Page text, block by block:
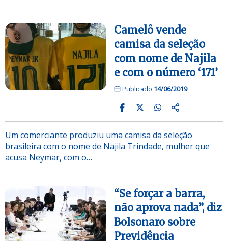
Camelô vende
camisa da seleção
com nome de Najila
e com o número ‘171’
Publicado 14/06/2019
Um comerciante produziu uma camisa da seleção
brasileira com o nome de Najila Trindade, mulher que
acusa Neymar, com o…
“Se forçar a barra,
não aprova nada”, diz
Bolsonaro sobre
Previdência